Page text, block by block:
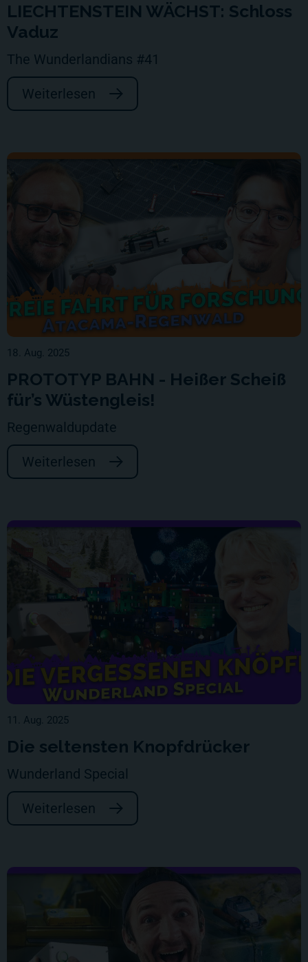
LIECHTENSTEIN WÄCHST: Schloss
Vaduz
The Wunderlandians #41
Weiterlesen
18. Aug. 2025
PROTOTYP BAHN - Heißer Scheiß
für’s Wüstengleis!
Regenwaldupdate
Weiterlesen
11. Aug. 2025
Die seltensten Knopfdrücker
Wunderland Special
Weiterlesen